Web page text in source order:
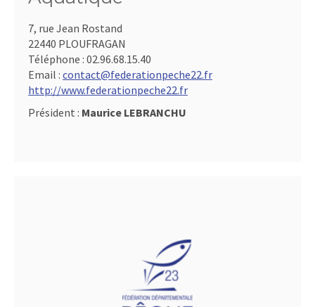
7, rue Jean Rostand
22440 PLOUFRAGAN
Téléphone : 02.96.68.15.40
Email : contact@federationpeche22.fr
http://www.federationpeche22.fr
Président : Maurice LEBRANCHU